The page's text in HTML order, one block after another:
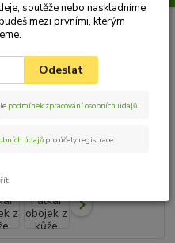
kůže hlazenice klasické
Obojek z
kůže hlazenice pro psy 75 cm x 40 mm
hlazenice pro
černý
soutěže nebo naskladníme
mezi prvními, kterým
Odeslat
podmínek zpracování osobních údajů.
údajů pro účely registrace.